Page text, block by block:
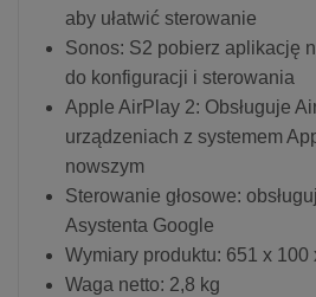
aby ułatwić sterowanie
Sonos: S2 pobierz aplikację
do konfiguracji i sterowania
Apple AirPlay 2: Obsługuje
urządzeniach z systemem
nowszym
Sterowanie głosowe:
Asystenta Google
Wymiary produktu: 651 x 100
Waga netto: 2,8 kg